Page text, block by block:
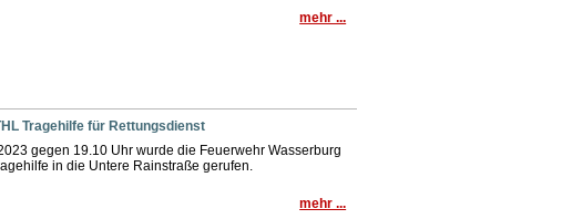
mehr ...
Tragehilfe für Rettungsdienst
gegen 19.10 Uhr wurde die Feuerwehr Wasserburg
in die Untere Rainstraße gerufen.
mehr ...